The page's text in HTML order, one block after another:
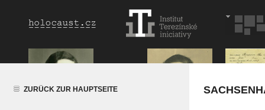
ZURÜCK ZUR HAUPTSEITE